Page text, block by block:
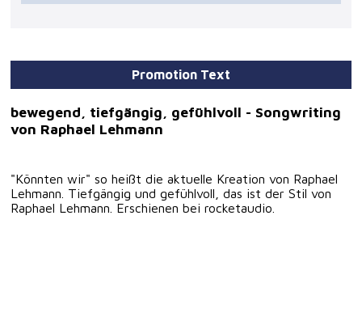
Promotion Text
bewegend, tiefgängig, gefühlvoll - Songwriting
von Raphael Lehmann
"Könnten wir" so heißt die aktuelle Kreation von Raphael
Lehmann. Tiefgängig und gefühlvoll, das ist der Stil von
Raphael Lehmann. Erschienen bei rocketaudio.